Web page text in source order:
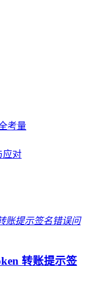
考量
应对
转账提示签